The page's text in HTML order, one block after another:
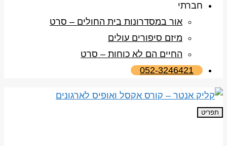
חברתי
אור במסדרונות בית החולים – סרט
מיזם סיפורים עולים
החיים הם לא כוחות – סרט
052-3246421
תפריט